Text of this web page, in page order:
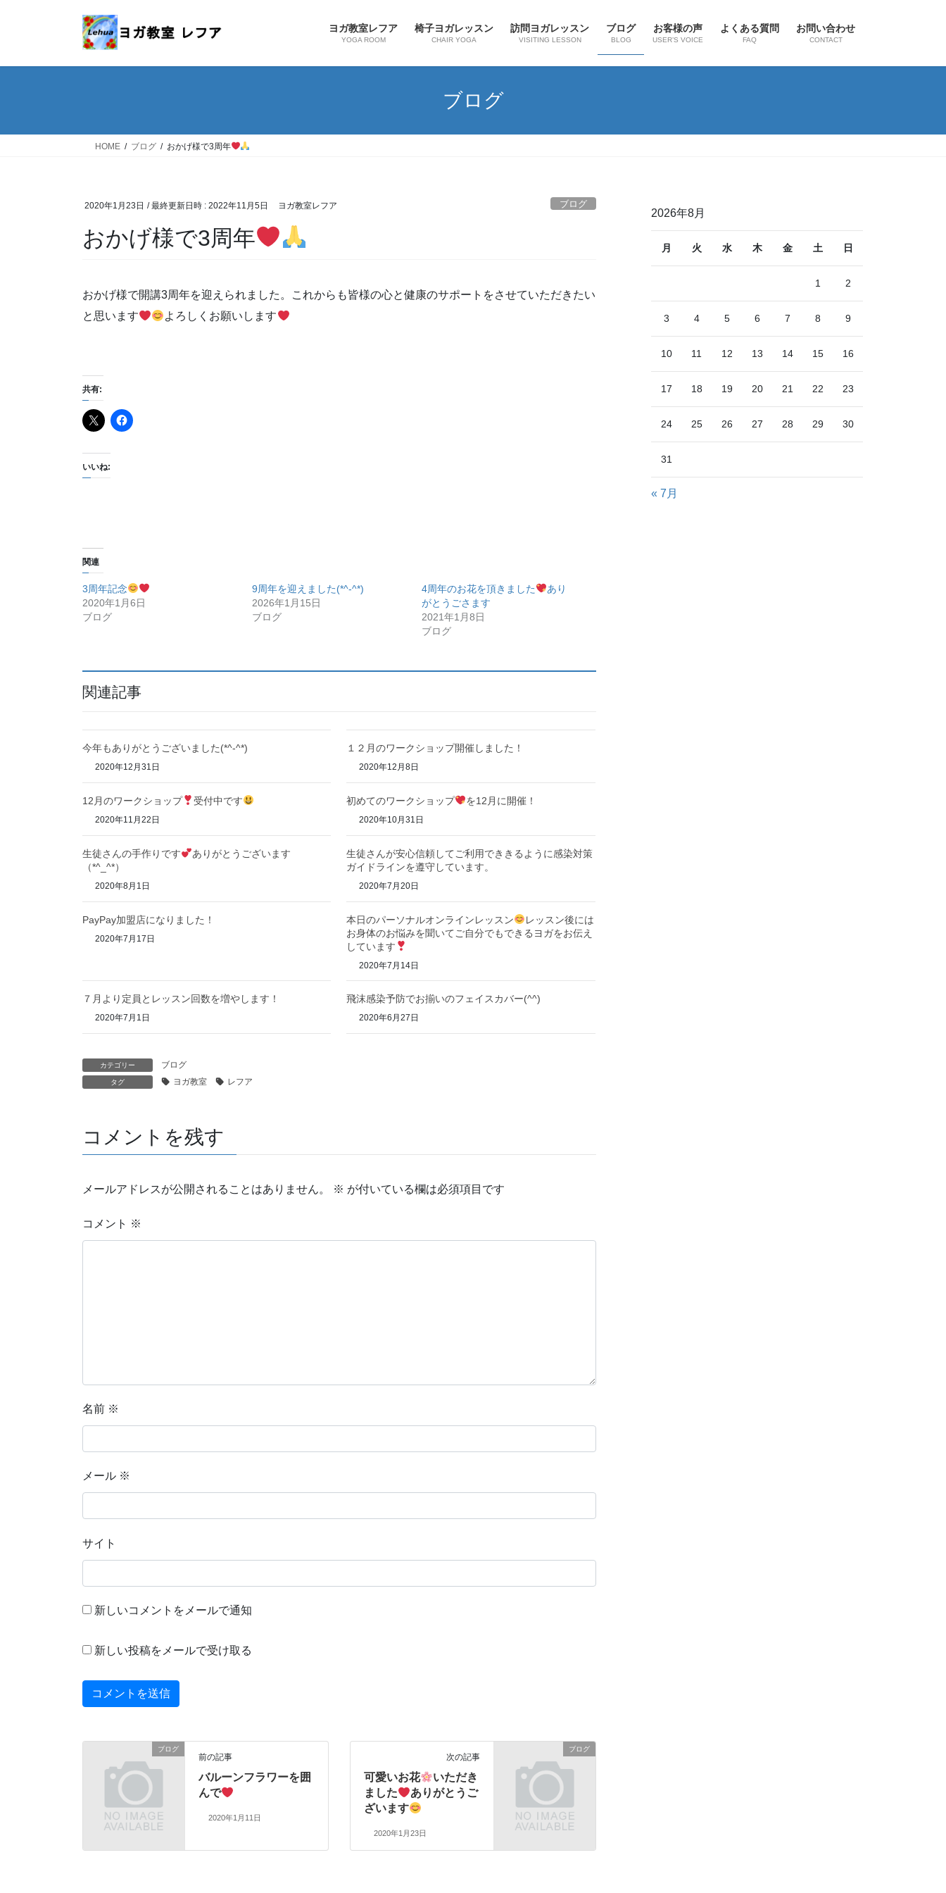
ヨガ教室レフア
YOGA ROOM
椅子ヨガレッスン
CHAIR YOGA
訪問ヨガレッスン
VISITING LESSON
ブログ
BLOG
お客様の声
USER’S VOICE
よくある質問
FAQ
お問い合わせ
CONTACT
ブログ
HOME ブログ おかげ様で3周年
2020年1月23日 / 最終更新日時 : 2022年11月5日 ヨガ教室レフア ブログ
おかげ様で3周年
おかげ様で開講3周年を迎えられました。これからも皆様の心と健康のサポートをさせていただきたい
と思います
よろしくお願いします
共有:
いいね:
関連
3周年記念
2020年1月6日
ブログ
9周年を迎えました(*^-^*)
2026年1月15日
ブログ
4周年のお花を頂きました
あり
がとうごさます
2021年1月8日
ブログ
関連記事
今年もありがとうございました(*^-^*)
2020年12月31日
１２月のワークショップ開催しました！
2020年12月8日
12月のワークショップ 受付中です
2020年11月22日
初めてのワークショップ を12月に開催！
2020年10月31日
生徒さんの手作りです
ありがとうございます
（*^_^*）
2020年8月1日
生徒さんが安心信頼してご利用でききるように感染対策
ガイドラインを遵守しています。
2020年7月20日
PayPay加盟店になりました！
2020年7月17日
本日のパーソナルオンラインレッスン
レッスン後には
お身体のお悩みを聞いてご自分でもできるヨガをお伝え
しています
2020年7月14日
７月より定員とレッスン回数を増やします！
2020年7月1日
飛沫感染予防でお揃いのフェイスカバー(^^)
2020年6月27日
カテゴリー ブログ
タグ ヨガ教室 レフア
コメントを残す
メールアドレスが公開されることはありません。 ※ が付いている欄は必須項目です
コメント ※
名前 ※
メール ※
サイト
新しいコメントをメールで通知
新しい投稿をメールで受け取る
ブログ
前の記事
バルーンフラワーを囲
んで
2020年1月11日
ブログ
次の記事
可愛いお花
いただき
ました
ありがとうご
ざいます
2020年1月23日
2026年8月
月 火 水 木 金 土 日
1 2
3 4 5 6 7 8 9
10 11 12 13 14 15 16
17 18 19 20 21 22 23
24 25 26 27 28 29 30
31
« 7月